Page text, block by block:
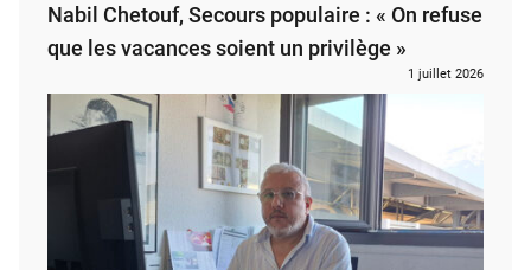
Nabil Chetouf, Secours populaire : « On refuse
que les vacances soient un privilège »
1 juillet 2026